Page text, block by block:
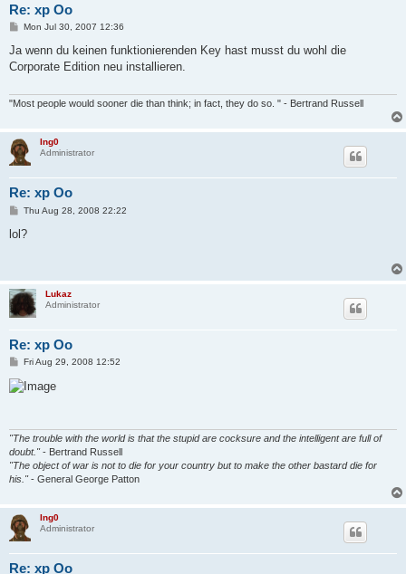
Re: xp Oo
P
s
Mon Jul 30, 2007 12:36
Ja wenn du keinen funktionierenden Key hast musst du wohl die
Corporate Edition neu installieren.
"Most people would sooner die than think; in fact, they do so. " - Bertrand Russell
Ing0
Administrator
Re: xp Oo
P
s
Thu Aug 28, 2008 22:22
lol?
Lukaz
Administrator
Re: xp Oo
P
s
t
Fri Aug 29, 2008 12:52
"The trouble with the world is that the stupid are cocksure and the intelligent are full of
doubt."- Bertrand Russell
"The object of war is not to die for your country but to make the other bastard die for
his."- General George Patton
Ing0
Administrator
Re: xp Oo